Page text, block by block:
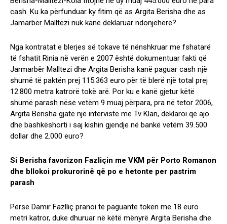
cash. Ku ka përfunduar ky fitim që as Argita Berisha dhe as
Jamarbër Malltezi nuk kanë deklaruar ndonjëherë?
Nga kontratat e blerjes së tokave të nënshkruar me fshatarë
të fshatit Rinia në verën e 2007 është dokumentuar fakti që
Jarmarbër Malltezi dhe Argita Berisha kanë paguar cash një
shumë të paktën prej 115.363 euro për të blerë një total prej
12.800 metra katrorë tokë arë. Por ku e kanë gjetur këtë
shumë parash nëse vetëm 9 muaj përpara, pra në tetor 2006,
Argita Berisha gjatë një interviste me Tv Klan, deklaroi që ajo
dhe bashkëshorti i saj kishin gjendje në bankë vetëm 39.500
dollar dhe 2.000 euro?
Si Berisha favorizon Fazliçin me VKM për Porto Romanon
dhe bllokoi prokurorinë që po e hetonte per pastrim
parash
Përse Damir Fazlliç pranoi të paguante tokën me 18 euro
metri katror, duke dhuruar në këtë mënyrë Argita Berisha dhe